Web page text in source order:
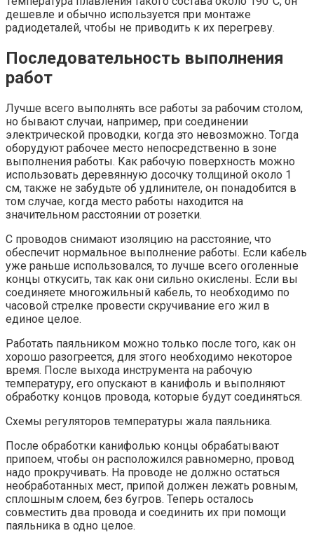
дешевле и обычно используется при монтаже
радиодеталей, чтобы не приводить к их перегреву.
Последовательность выполнения
работ
Лучше всего выполнять все работы за рабочим столом,
но бывают случаи, например, при соединении
электрической проводки, когда это невозможно. Тогда
оборудуют рабочее место непосредственно в зоне
выполнения работы. Как рабочую поверхность можно
использовать деревянную досочку толщиной около 1
см, также не забудьте об удлинителе, он понадобится в
том случае, когда место работы находится на
значительном расстоянии от розетки.
С проводов снимают изоляцию на расстояние, что
обеспечит нормальное выполнение работы. Если кабель
уже раньше использовался, то лучше всего оголенные
концы откусить, так как они сильно окислены. Если вы
соединяете многожильный кабель, то необходимо по
часовой стрелке провести скручивание его жил в
единое целое.
Работать паяльником можно только после того, как он
хорошо разогреется, для этого необходимо некоторое
время. После выхода инструмента на рабочую
температуру, его опускают в канифоль и выполняют
обработку концов провода, которые будут соединяться.
Схемы регуляторов температуры жала паяльника.
После обработки канифолью концы обрабатывают
припоем, чтобы он расположился равномерно, провод
надо прокручивать. На проводе не должно остаться
необработанных мест, припой должен лежать ровным,
сплошным слоем, без бугров. Теперь осталось
совместить два провода и соединить их при помощи
паяльника в одно целое.